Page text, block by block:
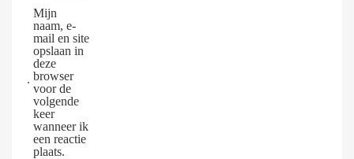
Mijn
naam, e-
mail en site
opslaan in
deze
browser
voor de
volgende
keer
wanneer ik
een reactie
plaats.